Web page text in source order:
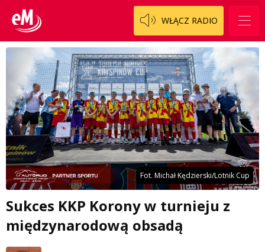
WŁĄCZ RADIO
Fot. Michał Kędzierski/Lotnik Cup
Sukces KKP Korony w turnieju z
międzynarodową obsadą